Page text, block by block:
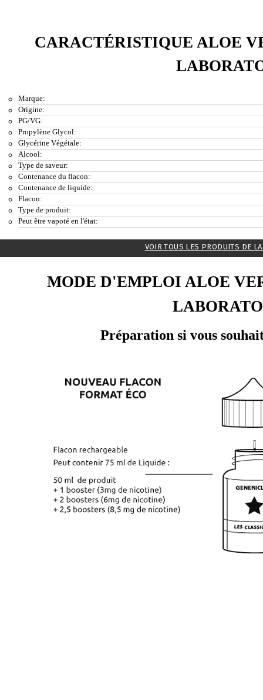
CARACTÉRISTIQUE ALOE
Marque:
Origine:
PG/VG:
Propylène Glycol:
Glycérine Végétale:
Alcool:
Type de saveur:
Contenance du flacon:
Contenance de liquide:
Flacon:
Type de produit:
Peut être vapoté en l'état:
VOIR TOUS LES PRODUITS DE
MODE D'EMPLOI ALOE
Préparation si vous